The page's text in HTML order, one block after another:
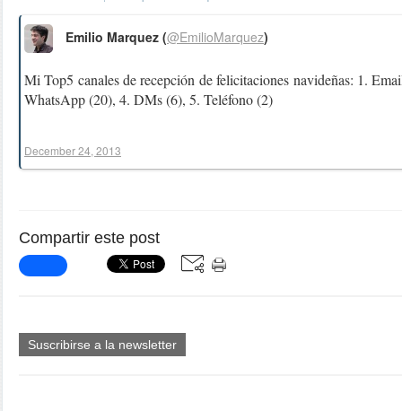
Mi Top5 canales de recepción de felicitaciones navideñas: 1.
WhatsApp (20), 4. DMs (6), 5. Teléfono (2)
Emilio Marquez (@EmilioMarquez)
December 24, 2013
Compartir este post
Suscribirse a la newsletter